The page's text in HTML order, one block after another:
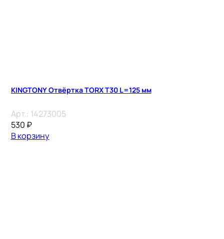
KINGTONY Отвёртка TORX Т30 L=125 мм
Арт.: 14273005
530 ₽
В корзину